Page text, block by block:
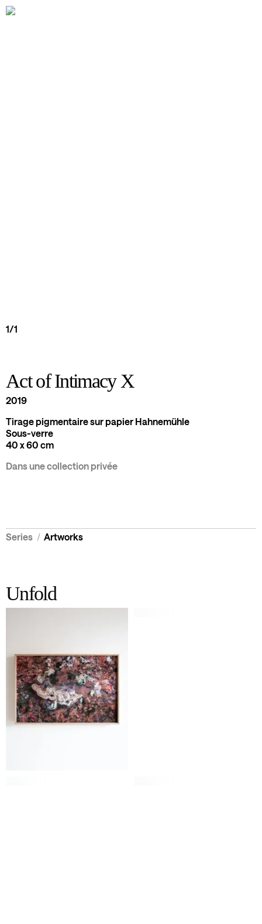
1/1
Act of Intimacy X
2019
Tirage pigmentaire sur papier Hahnemühle
Sous-verre
40 x 60 cm
Dans une collection privée
Series / Artworks
Unfold
Unfold